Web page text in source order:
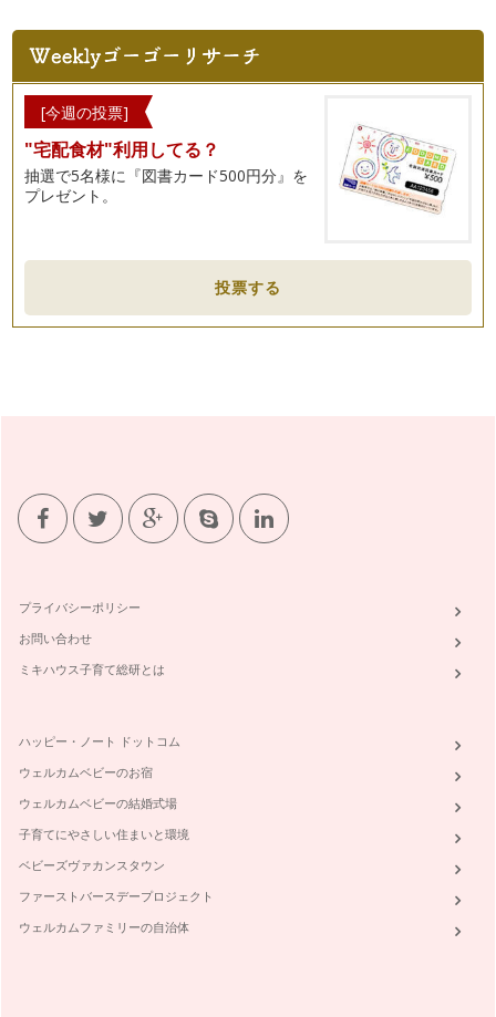
[今週の投票]
"宅配食材"利用してる？
抽選で5名様に『図書カード500円分』を
プレゼント。
投票する
プライバシーポリシー
お問い合わせ
ミキハウス子育て総研とは
ハッピー・ノート ドットコム
ウェルカムベビーのお宿
ウェルカムベビーの結婚式場
子育てにやさしい住まいと環境
ベビーズヴァカンスタウン
ファーストバースデープロジェクト
ウェルカムファミリーの自治体